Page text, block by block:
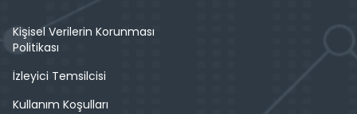
Kişisel Verilerin Korunması
Politikası
İzleyici Temsilcisi
Kullanım Koşulları